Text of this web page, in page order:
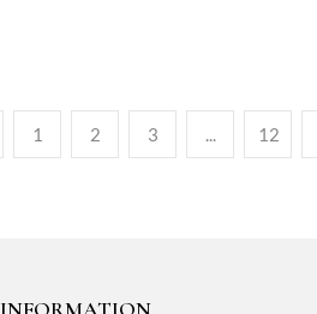
1 2 3 ... 12